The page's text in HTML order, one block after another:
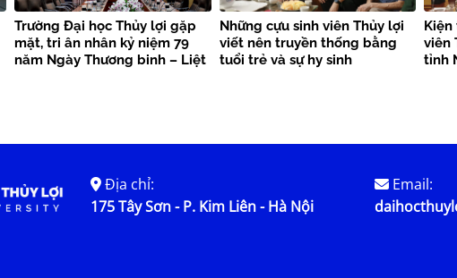
Trường Đại học Thủy lợi gặp
mặt, tri ân nhân kỷ niệm 79
năm Ngày Thương binh – Liệt
Những cựu sinh viên Thủy lợi
viết nên truyền thống bằng
tuổi trẻ và sự hy sinh
Kiện
viên
tỉnh
Địa chỉ:
175 Tây Sơn - P. Kim Liên - Hà Nội
Email: